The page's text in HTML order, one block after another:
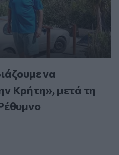
να
Κρήτη», μετά τη